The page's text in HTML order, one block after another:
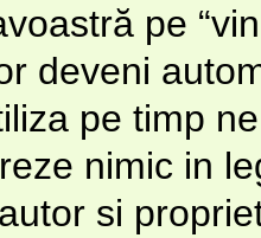
pe
deveni
pe timp
nimic in
si